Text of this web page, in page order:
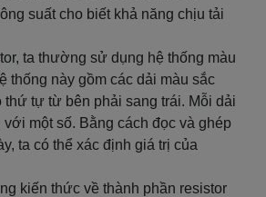
suất cho biết khả năng chịu tải
ta thường sử dụng hệ thống màu
thống này gồm các dải màu sắc
tự từ bên phải sang trái. Mỗi dải
một số. Bằng cách đọc và ghép
ta có thể xác định giá trị của
kiến thức về thành phần resistor